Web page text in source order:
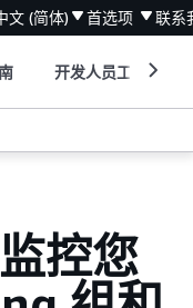
文 (简体) 首选项 联系
开发人员工具
控您